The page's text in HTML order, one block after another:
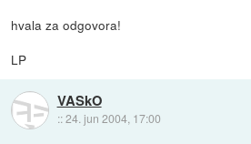
hvala za odgovora!
LP
VASkO
::24. jun 2004, 17:00